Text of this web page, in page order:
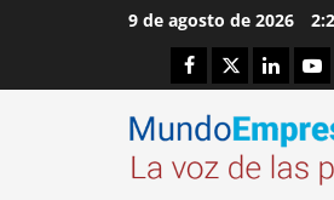
9 de agosto de 2026
Facebook
TwitterLinkedin